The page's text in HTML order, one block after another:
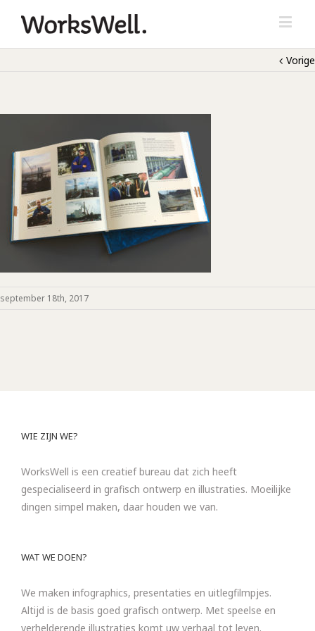
Vorige
september 18th, 2017
WIE ZIJN WE?
WorksWell is een creatief bureau dat zich heeft
gespecialiseerd in grafisch ontwerp en illustraties. Moeilijke
dingen simpel maken, daar houden we van.
WAT WE DOEN?
We maken infographics, presentaties en uitlegfilmpjes.
Altijd is de basis goed grafisch ontwerp. Met speelse en
verhelderende illustraties komt uw verhaal tot leven.